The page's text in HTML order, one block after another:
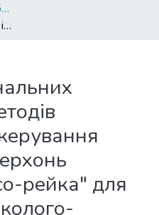
ДН-01-17 «Створення багатофункціональних наукомістких методів енергетичного керування інженерією поверхонь контакту "колесо-рейка" для забезпечення еколого-ефективної передачі потужності»
Створення багатофункціональних наукомістких методів енергетичного керування інженерією поверхонь контакту "колесо-рейка" для забезпечення еколого-ефективної передачі потужності : Звіт про НДР (заключ.)
рейка" для